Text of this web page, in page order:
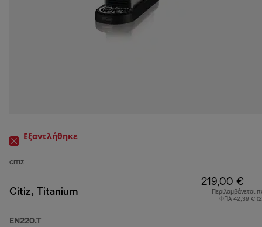
Εξαντλήθηκε
CITIZ
Citiz, Titanium
EN220.T
219,00 €
Περιλαμβάνεται
ΦΠΑ 42,39 €